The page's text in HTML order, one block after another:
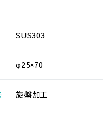
SUS303
φ25×70
旋盤加工